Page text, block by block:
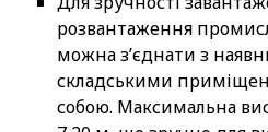
розвантаження
можна з’єднати з
складськими
собою. Максимальна